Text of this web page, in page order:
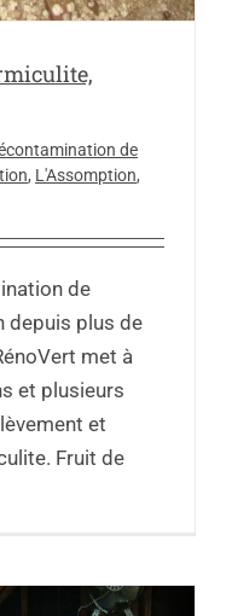
de
, L'Assomption,
de
depuis plus de
met à
et plusieurs
et
Fruit de